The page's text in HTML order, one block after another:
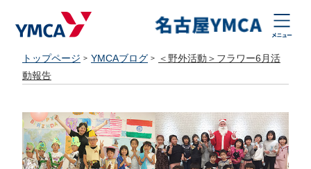
トップページ YMCAブログ
＜野外活動＞フラワー6月活
動報告